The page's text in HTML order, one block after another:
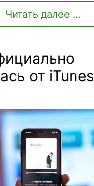
Читать далее ...
от iTunes